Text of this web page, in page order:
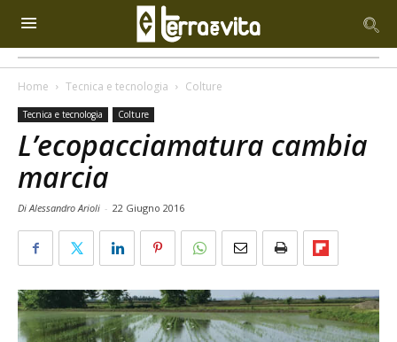
Home Tecnica e tecnologia Colture
Tecnica e tecnologia Colture
L’ecopacciamatura cambia
marcia
Di Alessandro Arioli - 22 Giugno 2016